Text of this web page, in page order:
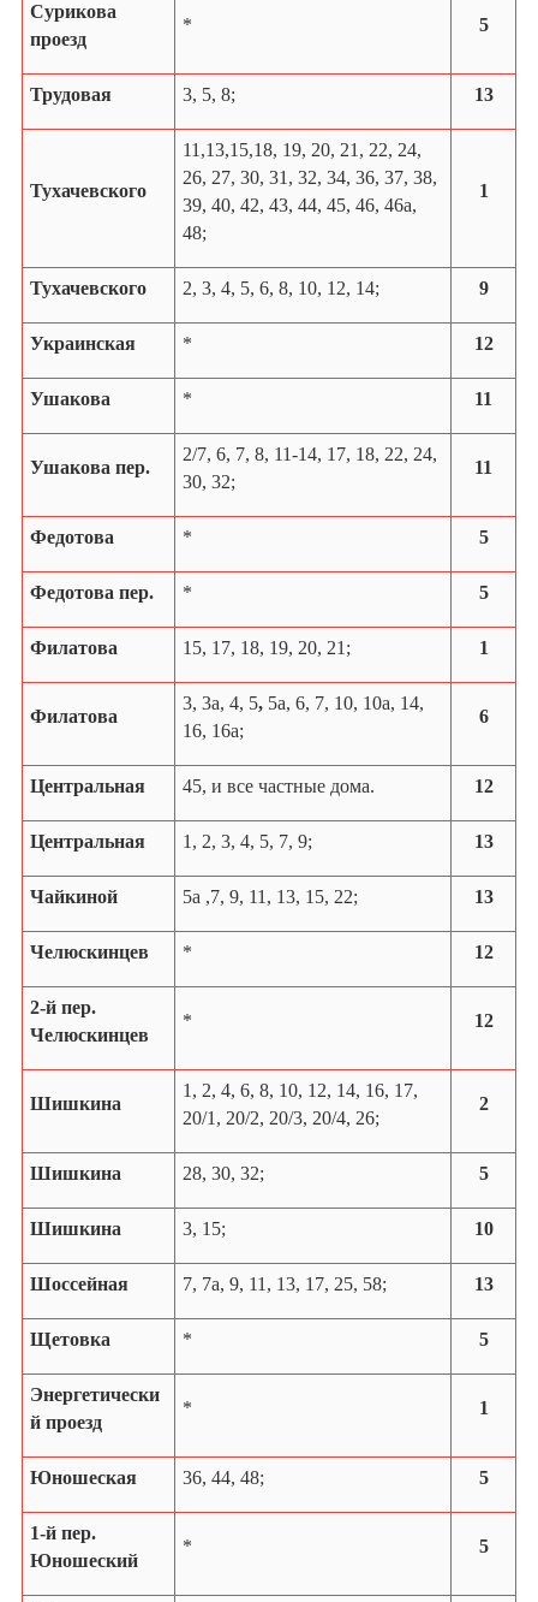
Сурикова
проезд
* 5
Трудовая 3, 5, 8; 13
Тухачевского
11,13,15,18, 19, 20, 21, 22, 24,
26, 27, 30, 31, 32, 34, 36, 37, 38,
39, 40, 42, 43, 44, 45, 46, 46а,
48;
1
Тухачевского 2, 3, 4, 5, 6, 8, 10, 12, 14; 9
Украинская * 12
Ушакова * 11
Ушакова пер.
2/7, 6, 7, 8, 11-14, 17, 18, 22, 24,
30, 32;
11
Федотова * 5
Федотова пер. * 5
Филатова 15, 17, 18, 19, 20, 21; 1
Филатова
3, 3а, 4, 5, 5а, 6, 7, 10, 10а, 14,
16, 16а;
6
Центральная 45, и все частные дома. 12
Центральная 1, 2, 3, 4, 5, 7, 9; 13
Чайкиной 5a ,7, 9, 11, 13, 15, 22; 13
Челюскинцев * 12
2-й пер.
Челюскинцев
* 12
Шишкина
1, 2, 4, 6, 8, 10, 12, 14, 16, 17,
20/1, 20/2, 20/3, 20/4, 26;
2
Шишкина 28, 30, 32; 5
Шишкина 3, 15; 10
Шоссейная 7, 7a, 9, 11, 13, 17, 25, 58; 13
Щетовка * 5
Энергетически
й проезд
* 1
Юношеская 36, 44, 48; 5
1-й пер.
Юношеский
* 5